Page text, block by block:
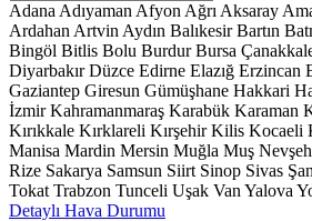
Adana Adıyaman Afyon Ağrı Aksaray
Ardahan Artvin Aydın Balıkesir Bartın
Bingöl Bitlis Bolu Burdur Bursa
Diyarbakır Düzce Edirne Elazığ Erzincan
Gaziantep Giresun Gümüşhane Hakkari
İzmir Kahramanmaraş Karabük Karaman
Kırıkkale Kırklareli Kırşehir Kilis Kocaeli
Manisa Mardin Mersin Muğla Muş
Rize Sakarya Samsun Siirt Sinop Sivas
Tokat Trabzon Tunceli Uşak Van Yalova
Detaylı Hava Durumu